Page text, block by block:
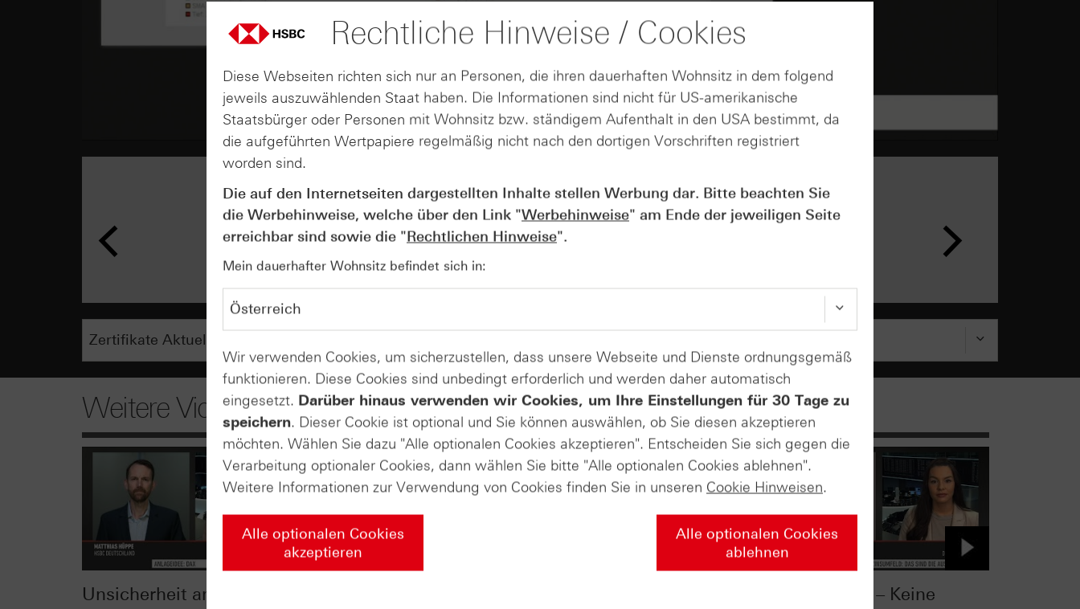
AUGUST
04
Der Blick ins Kleingedruckte: Kosten &
Kündigungen bei Derivaten - Webinar
vom 04.08.2026
Weitere Videos
Unsicherheit am Markt:
Aktienmarkt – Keine
Rechtliche Hinweise / Cookies
Diese Webseiten richten sich nur an Personen, die ihren dauerhaften Wohnsitz in dem folgend
jeweils auszuwählenden Staat haben. Die Informationen sind nicht für US-amerikanische
Staatsbürger oder Personen mit Wohnsitz bzw. ständigem Aufenthalt in den USA bestimmt, da
die aufgeführten Wertpapiere regelmäßig nicht nach den dortigen Vorschriften registriert
worden sind.
Die auf den Internetseiten dargestellten Inhalte stellen Werbung dar. Bitte beachten Sie
die Werbehinweise, welche über den Link "Werbehinweise" am Ende der jeweiligen Seite
erreichbar sind sowie die "Rechtlichen Hinweise".
Mein dauerhafter Wohnsitz befindet sich in:
Wir verwenden Cookies, um sicherzustellen, dass unsere Webseite und Dienste ordnungsgemäß
funktionieren. Diese Cookies sind unbedingt erforderlich und werden daher automatisch
eingesetzt. Darüber hinaus verwenden wir Cookies, um Ihre Einstellungen für 30 Tage zu
speichern. Dieser Cookie ist optional und Sie können auswählen, ob Sie diesen akzeptieren
möchten. Wählen Sie dazu "Alle optionalen Cookies akzeptieren". Entscheiden Sie sich gegen die
Verarbeitung optionaler Cookies, dann wählen Sie bitte "Alle optionalen Cookies ablehnen".
Weitere Informationen zur Verwendung von Cookies finden Sie in unseren Cookie Hinweisen.
Alle optionalen Cookies
akzeptieren
Alle optionalen Cookies
ablehnen